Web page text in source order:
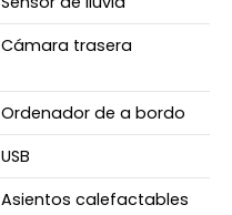
Cámara trasera
Ordenador de a bordo
USB
Asientos calefactables